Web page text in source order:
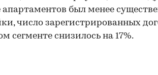
был менее
число зарегистрированных
сегменте снизилось на 17%.